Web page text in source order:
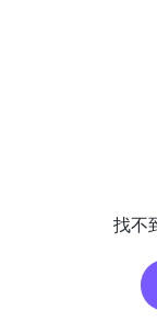
找不